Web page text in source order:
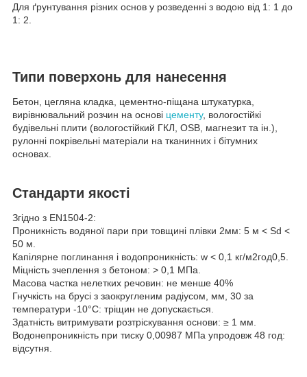
Для ґрунтування різних основ у розведенні з водою від 1: 1 до
1: 2.
Типи поверхонь для нанесення
Бетон, цегляна кладка, цементно-піщана штукатурка,
вирівнювальний розчин на основі цементу, вологостійкі
будівельні плити (вологостійкий ГКЛ, OSB, магнезит та ін.),
рулонні покрівельні матеріали на тканинних і бітумних
основах.
Стандарти якості
Згідно з EN1504-2:
Проникність водяної пари при товщині плівки 2мм: 5 м < Sd <
50 м.
Капілярне поглинання і водопроникність: w < 0,1 кг/м2год0,5
Міцність зчеплення з бетоном: > 0,1 МПа.
Масова частка нелетких речовин: не менше 40%
Гнучкість на брусі з заокругленим радіусом, мм, 30 за
температури -10°С: тріщин не допускається.
Здатність витримувати розтріскування основи: ≥ 1 мм.
Водонепроникність при тиску 0,00987 МПа упродовж 48 год:
відсутня.